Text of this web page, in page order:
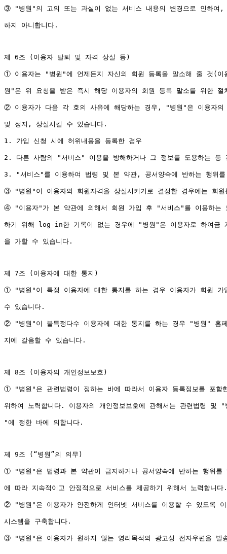
③ "병원"의 고의 또는 과실이 없는 서비스 내용의 변경으로 인하여,
하지 아니합니다.
제 6조 (이용자 탈퇴 및 자격 상실 등)
① 이용자는 "병원"에 언제든지 자신의 회원 등록을 말소해 줄 것(
원"은 위 요청을 받은 즉시 해당 이용자의 회원 등록 말소를 위한 절
② 이용자가 다음 각 호의 사유에 해당하는 경우, "병원"은 이용자의
및 정지, 상실시킬 수 있습니다.
1. 가입 신청 시에 허위내용을 등록한 경우
2. 다른 사람의 "서비스" 이용을 방해하거나 그 정보를 도용하는 등
3. "서비스"를 이용하여 법령 및 본 약관, 공서양속에 반하는 행위
③ "병원"이 이용자의 회원자격을 상실시키기로 결정한 경우에는 회원
④ "이용자"가 본 약관에 의해서 회원 가입 후 "서비스"를 이용하는
하기 위해 log-in한 기록이 없는 경우에 "병원"은 이용자로 하여금
을 가할 수 있습니다.
제 7조 (이용자에 대한 통지)
① "병원"이 특정 이용자에 대한 통지를 하는 경우 이용자가 회원 가
수 있습니다.
② "병원"이 불특정다수 이용자에 대한 통지를 하는 경우 "병원" 홈페
지에 갈음할 수 있습니다.
제 8조 (이용자의 개인정보보호)
① "병원"은 관련법령이 정하는 바에 따라서 이용자 등록정보를 포함
위하여 노력합니다. 이용자의 개인정보보호에 관해서는 관련법령 및
"에 정한 바에 의합니다.
제 9조 (“병원”의 의무)
① "병원"은 법령과 본 약관이 금지하거나 공서양속에 반하는 행위
에 따라 지속적이고 안정적으로 서비스를 제공하기 위해서 노력합니다.
② "병원"은 이용자가 안전하게 인터넷 서비스를 이용할 수 있도록 이
시스템을 구축합니다.
③ "병원"은 이용자가 원하지 않는 영리목적의 광고성 전자우편을 발